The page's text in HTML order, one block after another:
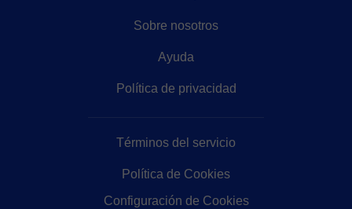
Sobre nosotros
Ayuda
Política de privacidad
Términos del servicio
Política de Cookies
Configuración de Cookies